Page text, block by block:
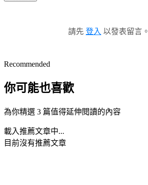
請先 登入 以發表留言。
Recommended
你可能也喜歡
為你精選 3 篇值得延伸閱讀的內容
載入推薦文章中...
目前沒有推薦文章